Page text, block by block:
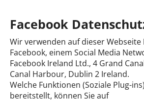
Facebook
Wir verwenden auf dieser
Facebook, einem Social Media
Facebook Ireland Ltd., 4 Grand
Canal Harbour, Dublin 2 Ireland.
Welche Funktionen (Soziale Plug-
bereitstellt, können Sie auf